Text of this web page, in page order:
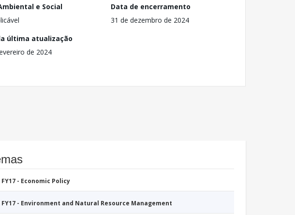
e Social
Data de encerramento
31 de dezembro de 2024
última atualização
de 2024
FY17 - Economic Policy
FY17 - Environment and Natural Resource Management